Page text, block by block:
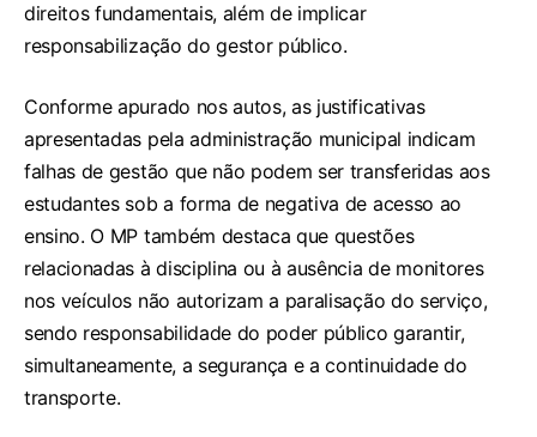
direitos fundamentais, além de implicar
responsabilização do gestor público.
Conforme apurado nos autos, as justificativas
apresentadas pela administração municipal indicam
falhas de gestão que não podem ser transferidas aos
estudantes sob a forma de negativa de acesso ao
ensino. O MP também destaca que questões
relacionadas à disciplina ou à ausência de monitores
nos veículos não autorizam a paralisação do serviço,
sendo responsabilidade do poder público garantir,
simultaneamente, a segurança e a continuidade do
transporte.